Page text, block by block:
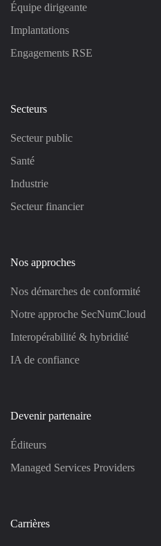
Équipe dirigeante
Implantations
Engagements RSE
Secteurs
Secteur public
Santé
Industrie
Secteur financier
Nos approches
Nos démarches de conformité
Notre approche SecNumCloud
Interopérabilité & hybridité
IA de confiance
Devenir partenaire
Éditeurs
Managed Services Providers
Carrières